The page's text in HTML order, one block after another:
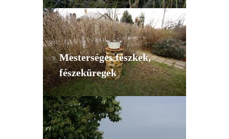
Mesterséges fészkek,
fészeküregek